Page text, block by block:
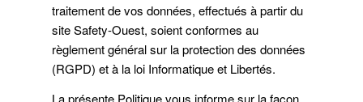
traitement de vos données, effectués à partir du
site Safety-Ouest, soient conformes au
règlement général sur la protection des données
(RGPD) et à la loi Informatique et Libertés.
La présente Politique vous informe sur la façon